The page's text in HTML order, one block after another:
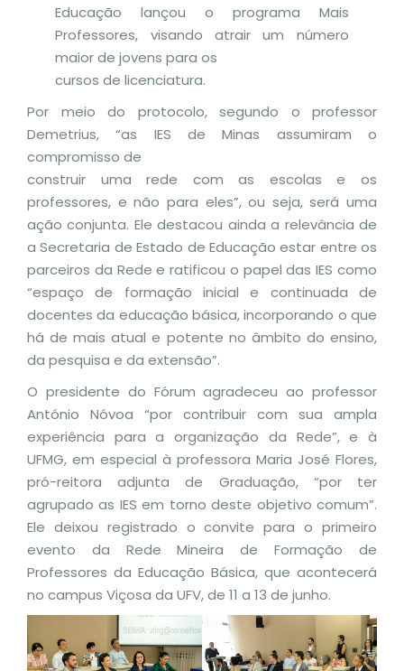
Educação lançou o programa Mais
Professores, visando atrair um número
maior de jovens para os
cursos de licenciatura.
Por meio do protocolo, segundo o professor
Demetrius, “as IES de Minas assumiram o
compromisso de
construir uma rede com as escolas e os
professores, e não para eles”, ou seja, será uma
ação conjunta. Ele destacou ainda a relevância de
a Secretaria de Estado de Educação estar entre os
parceiros da Rede e ratificou o papel das IES como
“espaço de formação inicial e continuada de
docentes da educação básica, incorporando o que
há de mais atual e potente no âmbito do ensino,
da pesquisa e da extensão”.
O presidente do Fórum agradeceu ao professor
António Nóvoa “por contribuir com sua ampla
experiência para a organização da Rede”, e à
UFMG, em especial à professora Maria José Flores,
pró-reitora adjunta de Graduação, “por ter
agrupado as IES em torno deste objetivo comum”.
Ele deixou registrado o convite para o primeiro
evento da Rede Mineira de Formação de
Professores da Educação Básica, que acontecerá
no campus Viçosa da UFV, de 11 a 13 de junho.